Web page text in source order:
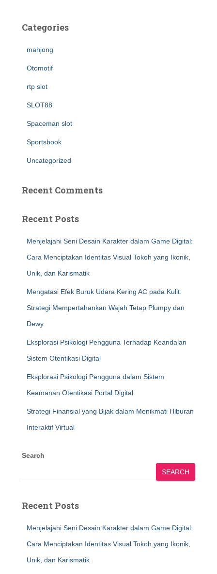
Categories
mahjong
Otomotif
rtp slot
SLOT88
Spaceman slot
Sportsbook
Uncategorized
Recent Comments
Recent Posts
Menjelajahi Seni Desain Karakter dalam Game Digital:
Cara Menciptakan Identitas Visual Tokoh yang Ikonik,
Unik, dan Karismatik
Mengatasi Efek Buruk Udara Kering AC pada Kulit:
Strategi Mempertahankan Wajah Tetap Plumpy dan
Dewy
Eksplorasi Psikologi Pengguna Terhadap Keandalan
Sistem Otentikasi Digital
Eksplorasi Psikologi Pengguna dalam Sistem
Keamanan Otentikasi Portal Digital
Strategi Finansial yang Bijak dalam Menikmati Hiburan
Interaktif Virtual
Search
SEARCH
Recent Posts
Menjelajahi Seni Desain Karakter dalam Game Digital:
Cara Menciptakan Identitas Visual Tokoh yang Ikonik,
Unik, dan Karismatik